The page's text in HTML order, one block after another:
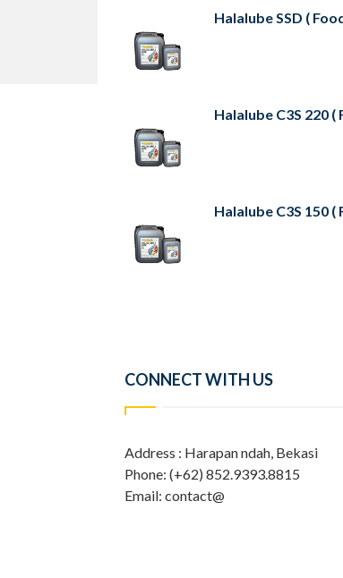
Halalube SSD (
Halalube C3S 220 (
Halalube C3S 150 (
CONNECT WITH US
Address : Harapan ndah, Bekasi
Phone: (+62) 852.9393.8815
Email: contact@